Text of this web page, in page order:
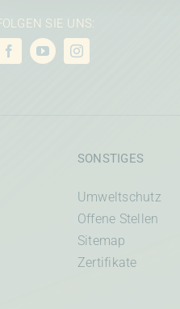
SIE UNS:
SONSTIGES
Umweltschutz
Offene Stellen
Sitemap
Zertifikate